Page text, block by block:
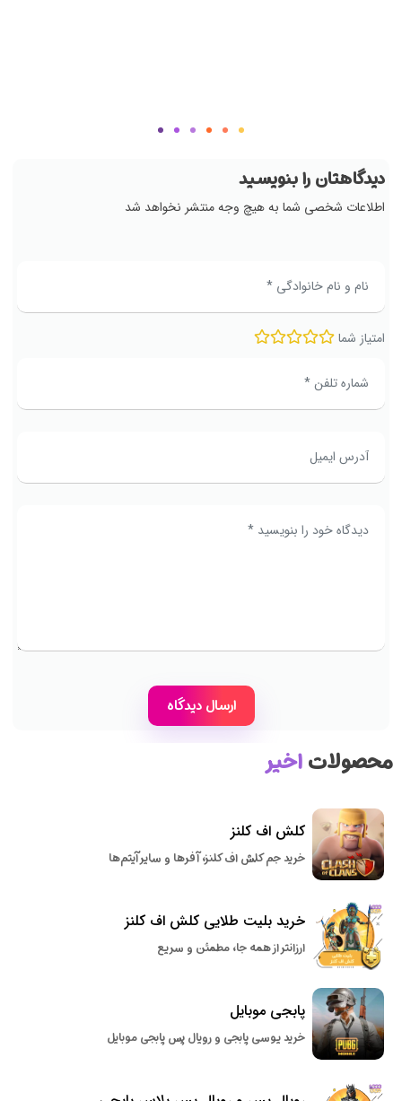
دیدگاهتان را بنویسید
اطلاعات شخصی شما به هیچ وجه منتشر نخواهد شد
امتیاز شما
محصولاتاخیر
کلش اف کلنز
خرید جم کلش اف کلنز، آفرها و سایر آیتم‌ها
خرید بلیت طلایی کلش اف کلنز
ارزانتر از همه جا، مطمئن و سریع
پابجی موبایل
خرید یوسی پابجی و رویال پس پابجی موبایل